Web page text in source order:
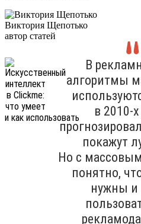
Виктория Щепотько
автор статей
В
алгоритмы
в 2010-
покажут
Но с
понятно,
нужны и